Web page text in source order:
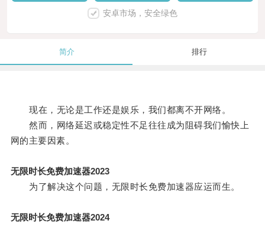
安卓市场，安全绿色
简介 排行
现在，无论是工作还是娱乐，我们都离不开网络。
然而，网络延迟或稳定性不足往往成为阻碍我们愉快上
网的主要因素。
无限时长免费加速器2023
为了解决这个问题，无限时长免费加速器应运而生。
无限时长免费加速器2024